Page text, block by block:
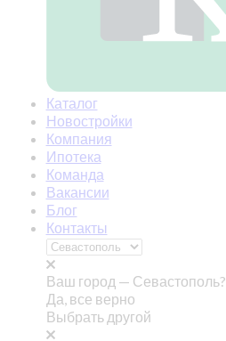
Каталог
Новостройки
Компания
Ипотека
Команда
Вакансии
Блог
Контакты
Ваш город — Севастополь?
Да, все верно
Выбрать другой